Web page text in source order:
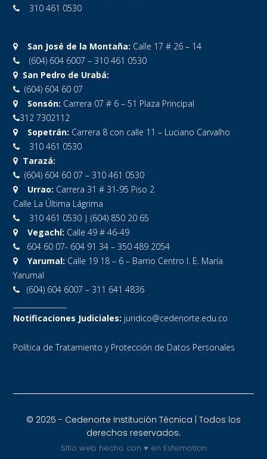
310 461 0530
San José de la Montaña: Calle 17 # 26 – 14
(604) 604 6007 – 310 461 0530
San Pedro de Urabá:
(604) 604 60 07
Sonsón: Carrera 07 # 6 – 51 Plaza Principal
312 7302112
Sopetrán: Carrera 8 con calle 11 – Luciano Carvalho
310 461 0530
Tarazá:
(604) 604 60 07 – 310 461 0530
Urrao: Carrera 31 # 31-95 Piso 2
Calle La Última Lágrima
310 461 0530 | (604) 850 20 65
Vegachí: Calle 49 # 46-49
604 60 07- 604 91 34 – 350 489 2054
Yarumal: Calle 19 18 – 6 – Barrio Centro I. E. María
Yarumal
(604) 604 6007 – 311 641 4836
Notificaciones Judiciales: juridico@cedenorte.edu.co
Política de Tratamiento y Protección de Datos Personales
© 2025 - Cedenorte Institución Técnica | Todos los
derechos reservados.
Sitio web hecho con ♥ en Estemotion